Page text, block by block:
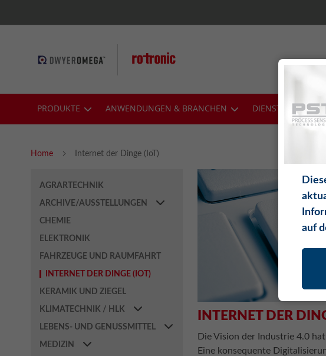
to
PRODUKTE ANWENDUNGEN & BRANCHEN
Home Internet der Dinge (IoT)
INTERNET DER
Die Vision der Industrie 4.0
Eine konsequente
AGRARTECHNIK
ARCHIVE/AUSSTELLUNGEN
CHEMIE
ELEKTRONIK
FAHRZEUGE UND RAUMFAHRT
INTERNET DER DINGE (IOT)
KERAMIK UND ZIEGEL
KLIMATECHNIK / HLK
LEBENS- UND GENUSSMITTEL
MEDIZIN
auf